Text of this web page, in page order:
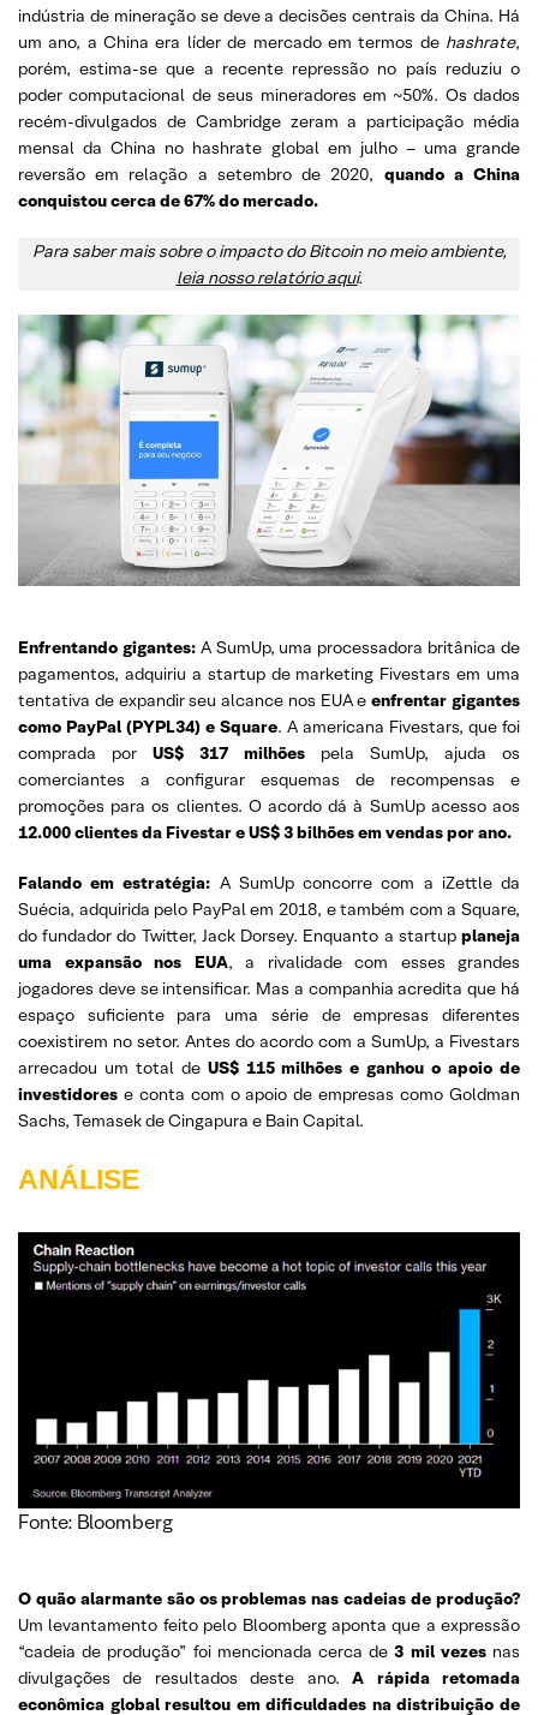
indústria de mineração se deve a decisões centrais da China. Há
um ano, a China era líder de mercado em termos de hashrate,
porém, estima-se que a recente repressão no país reduziu o
poder computacional de seus mineradores em ~50%. Os dados
recém-divulgados de Cambridge zeram a participação média
mensal da China no hashrate global em julho – uma grande
reversão em relação a setembro de 2020, quando a China
conquistou cerca de 67% do mercado.
Para saber mais sobre o impacto do Bitcoin no meio ambiente,
leia nosso relatório aqui.
Enfrentando gigantes: A SumUp, uma processadora britânica de
pagamentos, adquiriu a startup de marketing Fivestars em uma
tentativa de expandir seu alcance nos EUA eenfrentar gigantes
como PayPal (PYPL34) e Square. A americana Fivestars, que foi
comprada por US$ 317 milhões pela SumUp, ajuda os
comerciantes a configurar esquemas de recompensas e
promoções para os clientes. O acordo dá à SumUp acesso aos
12.000 clientes da Fivestar e US$ 3 bilhões em vendas por ano.
Falando em estratégia: A SumUp concorre com a iZettle da
Suécia, adquirida pelo PayPal em 2018, e também com a Square,
do fundador do Twitter, Jack Dorsey. Enquanto a startup planeja
uma expansão nos EUA, a rivalidade com esses grandes
jogadores deve se intensificar. Mas a companhia acredita que há
espaço suficiente para uma série de empresas diferentes
coexistirem no setor. Antes do acordo com a SumUp, a Fivestars
arrecadou um total de US$ 115 milhões e ganhou o apoio de
investidores e conta com o apoio de empresas como Goldman
Sachs, Temasek de Cingapura e Bain Capital.
ANÁLISE
Fonte: Bloomberg
O quão alarmante são os problemas nas cadeias de produção?
Um levantamento feito pelo Bloomberg aponta que a expressão
“cadeia de produção” foi mencionada cerca de3 mil vezesnas
divulgações de resultados deste ano. A rápida retomada
econômica global resultou em dificuldades na distribuição de